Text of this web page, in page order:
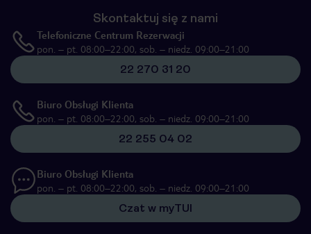
Skontaktuj się z nami
Telefoniczne Centrum Rezerwacji
pon. – pt. 08:00–22:00, sob. – niedz. 09:00–21:00
22 270 31 20
Biuro Obsługi Klienta
pon. – pt. 08:00–22:00, sob. – niedz. 09:00–21:00
22 255 04 02
Biuro Obsługi Klienta
pon. – pt. 08:00–22:00, sob. – niedz. 09:00–21:00
Czat w myTUI